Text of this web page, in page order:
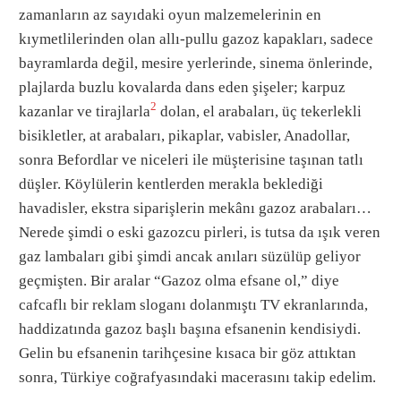
zamanların az sayıdaki oyun malzemelerinin en
kıymetlilerinden olan allı-pullu gazoz kapakları, sadece
bayramlarda değil, mesire yerlerinde, sinema önlerinde,
plajlarda buzlu kovalarda dans eden şişeler; karpuz
kazanlar ve tirajlarla2 dolan, el arabaları, üç tekerlekli
bisikletler, at arabaları, pikaplar, vabisler, Anadollar,
sonra Befordlar ve niceleri ile müşterisine taşınan tatlı
düşler. Köylülerin kentlerden merakla beklediği
havadisler, ekstra siparişlerin mekânı gazoz arabaları…
Nerede şimdi o eski gazozcu pirleri, is tutsa da ışık veren
gaz lambaları gibi şimdi ancak anıları süzülüp geliyor
geçmişten. Bir aralar “Gazoz olma efsane ol,” diye
cafcaflı bir reklam sloganı dolanmıştı TV ekranlarında,
haddizatında gazoz başlı başına efsanenin kendisiydi.
Gelin bu efsanenin tarihçesine kısaca bir göz attıktan
sonra, Türkiye coğrafyasındaki macerasını takip edelim.